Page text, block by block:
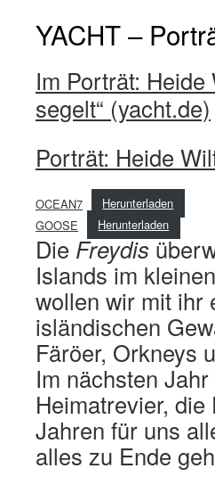
YACHT –
Im Porträt:
segelt“ (yacht.de)
Porträt: Heide
OCEAN7
Herunterladen
GOOSE
Herunterladen
Die Freydis
Islands im
wollen wir mit ihr
isländischen
Färöer, Orkneys
Im nächsten
Heimatrevier,
Jahren für uns
alles zu Ende